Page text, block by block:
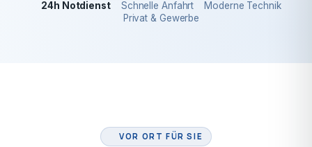
24h Notdienst Schnelle Anfahrt
Moderne Technik
Privat & Gewerbe
VOR ORT FÜR SIE